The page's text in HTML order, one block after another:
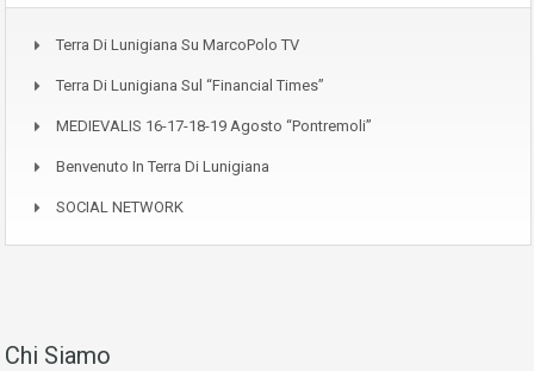
Terra Di Lunigiana Su MarcoPolo TV
Terra Di Lunigiana Sul “Financial Times”
MEDIEVALIS 16-17-18-19 Agosto “Pontremoli”
Benvenuto In Terra Di Lunigiana
SOCIAL NETWORK
Chi Siamo